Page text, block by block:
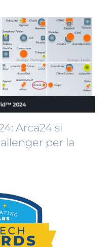
Arca24 si
per la